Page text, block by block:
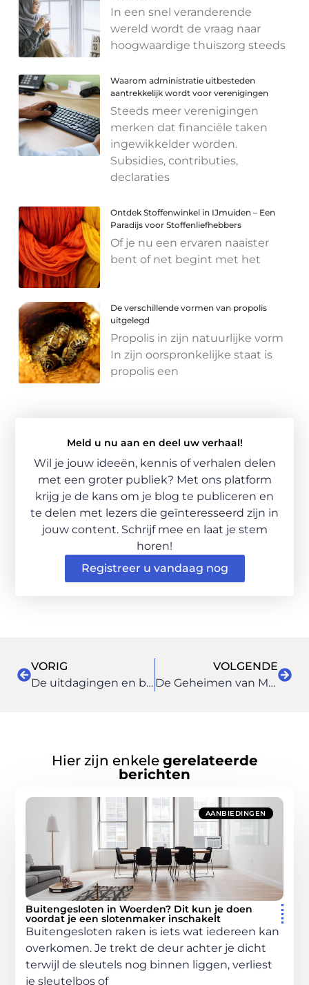
In een snel veranderende
wereld wordt de vraag naar
hoogwaardige thuiszorg steeds
Waarom administratie uitbesteden
aantrekkelijk wordt voor verenigingen
Steeds meer verenigingen
merken dat financiële taken
ingewikkelder worden.
Subsidies, contributies,
declaraties
Ontdek Stoffenwinkel in IJmuiden – Een
Paradijs voor Stoffenliefhebbers
Of je nu een ervaren naaister
bent of net begint met het
De verschillende vormen van propolis
uitgelegd
Propolis in zijn natuurlijke vorm
In zijn oorspronkelijke staat is
propolis een
Meld u nu aan en deel uw verhaal!
Wil je jouw ideeën, kennis of verhalen delen
met een groter publiek? Met ons platform
krijg je de kans om je blog te publiceren en
te delen met lezers die geïnteresseerd zijn in
jouw content. Schrijf mee en laat je stem
horen!
Registreer u vandaag nog
VORIG
De uitdagingen en beloningen van het reageren op de vacature hovenier in Ede
VOLGENDE
De Geheimen van Makelaar Zaanstad voor Succesvolle Vastgoedtransacties
Hier zijn enkele gerelateerde
berichten
AANBIEDINGEN
Buitengesloten in Woerden? Dit kun je doen
voordat je een slotenmaker inschakelt
Buitengesloten raken is iets wat iedereen kan
overkomen. Je trekt de deur achter je dicht
terwijl de sleutels nog binnen liggen, verliest
je sleutelbos of